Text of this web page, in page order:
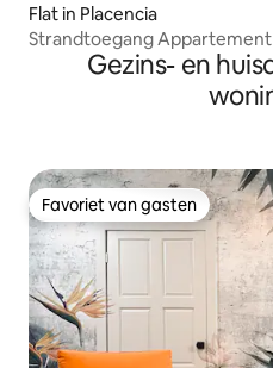
Flat in Placencia
Strandtoegang Appartement
Gezins- en
Favoriet van gasten
Favoriet van gasten